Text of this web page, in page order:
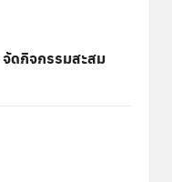
ดกิจกรรมสะสม